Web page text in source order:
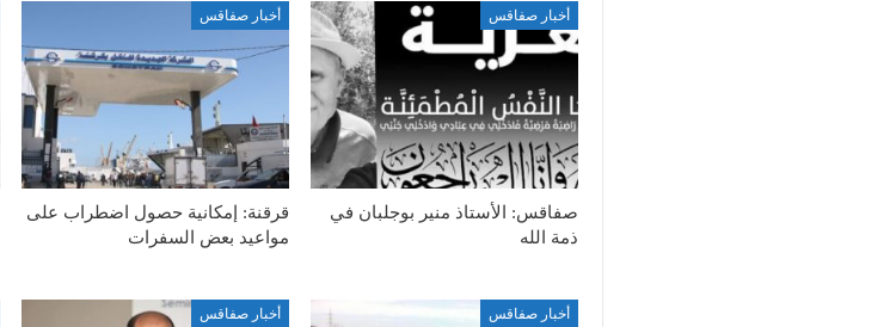
أخبار صفاقس
صفاقس: الأستاذ منير بوجلبان في
ذمة الله
أخبار صفاقس
قرقنة: إمكانية حصول اضطراب على
مواعيد بعض السفرات
أخبار صفاقس أخبار صفاقس